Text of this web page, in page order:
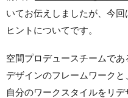
いてお伝えしましたが、今
ヒントについてです。
空間プロデュースチームで
デザインのフレームワーク
自分のワークスタイルをリ